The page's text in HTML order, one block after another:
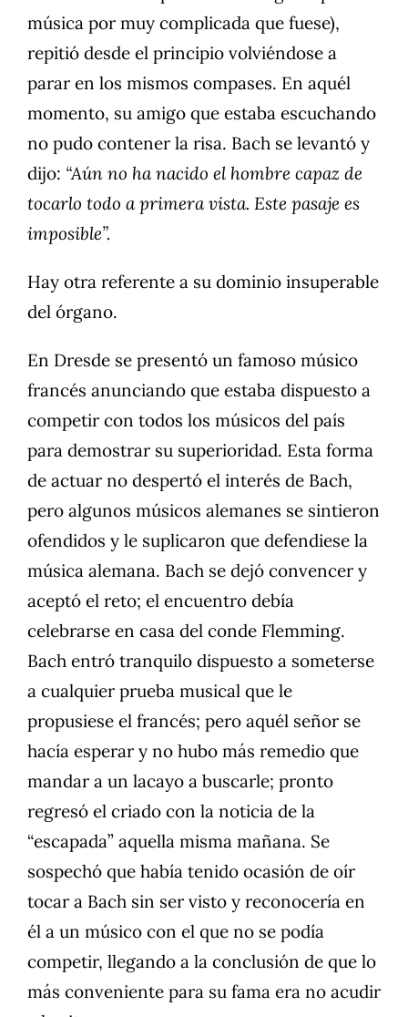
música por muy complicada que fuese),
repitió desde el principio volviéndose a
parar en los mismos compases. En aquél
momento, su amigo que estaba escuchando
no pudo contener la risa. Bach se levantó y
dijo: “Aún no ha nacido el hombre capaz de
tocarlo todo a primera vista. Este pasaje es
imposible”.
Hay otra referente a su dominio insuperable
del órgano.
En Dresde se presentó un famoso músico
francés anunciando que estaba dispuesto a
competir con todos los músicos del país
para demostrar su superioridad. Esta forma
de actuar no despertó el interés de Bach,
pero algunos músicos alemanes se sintieron
ofendidos y le suplicaron que defendiese la
música alemana. Bach se dejó convencer y
aceptó el reto; el encuentro debía
celebrarse en casa del conde Flemming.
Bach entró tranquilo dispuesto a someterse
a cualquier prueba musical que le
propusiese el francés; pero aquél señor se
hacía esperar y no hubo más remedio que
mandar a un lacayo a buscarle; pronto
regresó el criado con la noticia de la
“escapada” aquella misma mañana. Se
sospechó que había tenido ocasión de oír
tocar a Bach sin ser visto y reconocería en
él a un músico con el que no se podía
competir, llegando a la conclusión de que lo
más conveniente para su fama era no acudir